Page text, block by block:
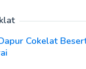
Cokelat